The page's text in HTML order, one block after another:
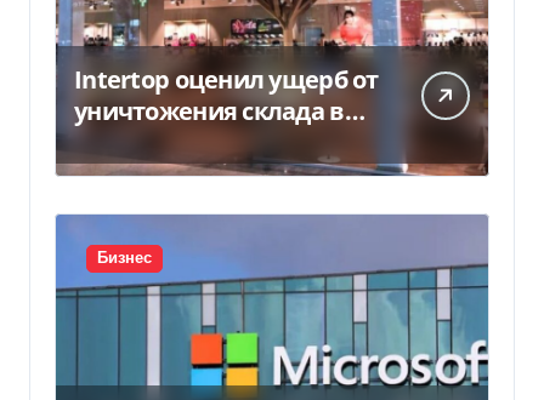
Intertop оценил ущерб от
уничтожения склада в
Бизнес